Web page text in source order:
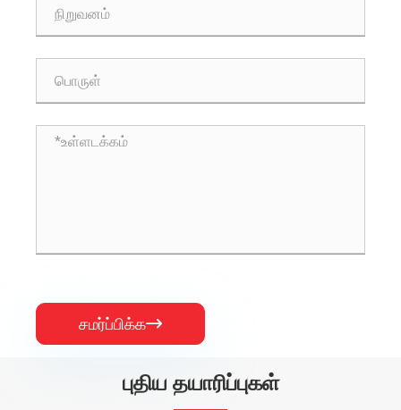
சமர்ப்பிக்க
புதிய தயாரிப்புகள்